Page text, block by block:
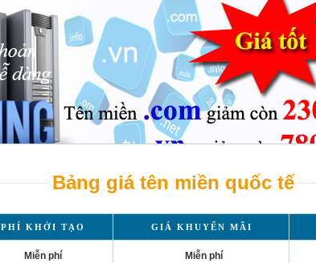
Bảng giá tên miền quốc tế
PHÍ KHỞI TẠO GIÁ KHUYẾN MÃI
Miễn phí Miễn phí